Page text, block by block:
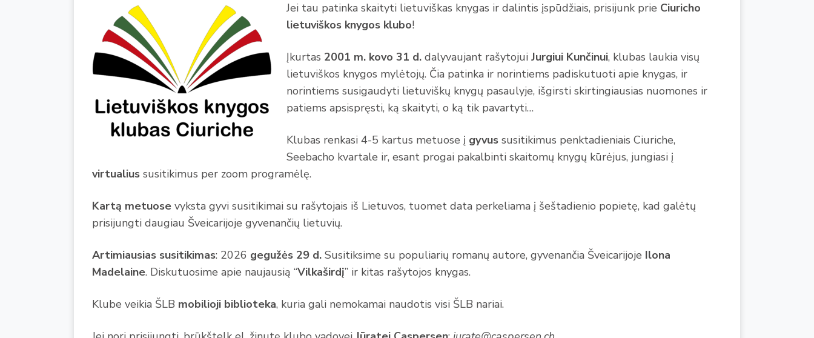
Jei tau patinka skaityti lietuviškas knygas ir dalintis įspūdžiais, prisijunk prie Ciuricho
lietuviškos knygos klubo!
Įkurtas 2001 m. kovo 31 d. dalyvaujant rašytojui Jurgiui Kunčinui, klubas laukia visų
lietuviškos knygos mylėtojų. Čia patinka ir norintiems padiskutuoti apie knygas, ir
norintiems susigaudyti lietuviškų knygų pasaulyje, išgirsti skirtingiausias nuomones ir
patiems apsispręsti, ką skaityti, o ką tik pavartyti…
Klubas renkasi 4-5 kartus metuose į gyvus susitikimus penktadieniais Ciuriche,
Seebacho kvartale ir, esant progai pakalbinti skaitomų knygų kūrėjus, jungiasi į
virtualius susitikimus per zoom programėlę.
Kartą metuose vyksta gyvi susitikimai su rašytojais iš Lietuvos, tuomet data perkeliama į šeštadienio popietę, kad galėtų
prisijungti daugiau Šveicarijoje gyvenančių lietuvių.
Artimiausias susitikimas: 2026 gegužės 29 d. Susitiksime su populiarių romanų autore, gyvenančia Šveicarijoje Ilona
Madelaine. Diskutuosime apie naujausią “Vilkaširdį” ir kitas rašytojos knygas.
Klube veikia ŠLB mobilioji biblioteka, kuria gali nemokamai naudotis visi ŠLB nariai.